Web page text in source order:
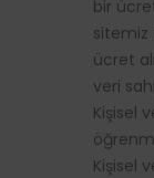
bir
sitemiz
ücret
veri
Kişisel
Kişisel